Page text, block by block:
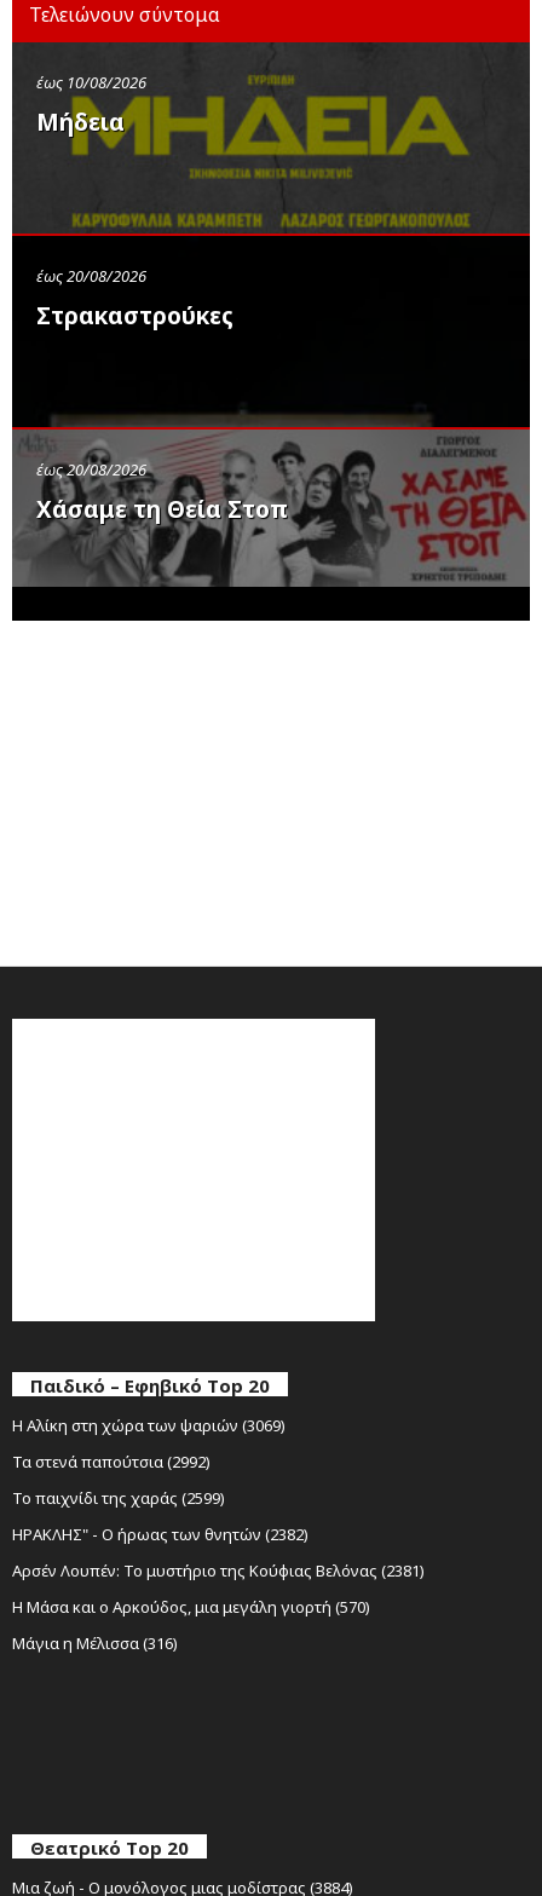
Τελειώνουν σύντομα
έως 10/08/2026
Μήδεια
έως 20/08/2026
Στρακαστρούκες
έως 20/08/2026
Χάσαμε τη Θεία Στοπ
Παιδικό – Εφηβικό Top 20
Η Αλίκη στη χώρα των ψαριών (3069)
Τα στενά παπούτσια (2992)
Το παιχνίδι της χαράς (2599)
ΗΡΑΚΛΗΣ" - Ο ήρωας των θνητών (2382)
Αρσέν Λουπέν: Το μυστήριο της Κούφιας Βελόνας (2381)
Η Μάσα και ο Αρκούδος, μια μεγάλη γιορτή (570)
Μάγια η Μέλισσα (316)
Θεατρικό Top 20
Μια ζωή - Ο μονόλογος μιας μοδίστρας (3884)